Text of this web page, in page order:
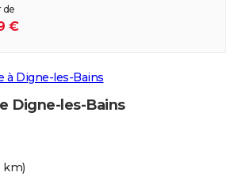
de
€
à Digne-les-Bains
Digne-les-Bains
km)